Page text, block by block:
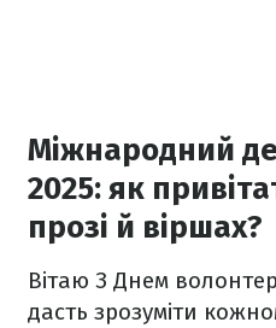
Міжнародний
2025: як
прозі й віршах?
Вітаю З Днем
дасть зрозуміти